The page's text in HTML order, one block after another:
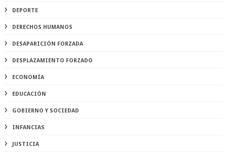
DEPORTE
DERECHOS HUMANOS
DESAPARICIÓN FORZADA
DESPLAZAMIENTO FORZADO
ECONOMÍA
EDUCACIÓN
GOBIERNO Y SOCIEDAD
INFANCIAS
JUSTICIA